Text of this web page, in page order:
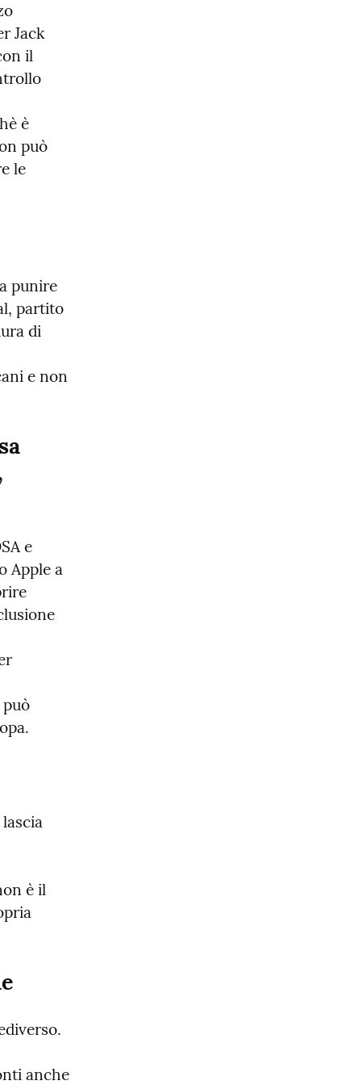
Jack
il
è
può
le
punire
partito
di
e non
e
Apple a
è il
anche